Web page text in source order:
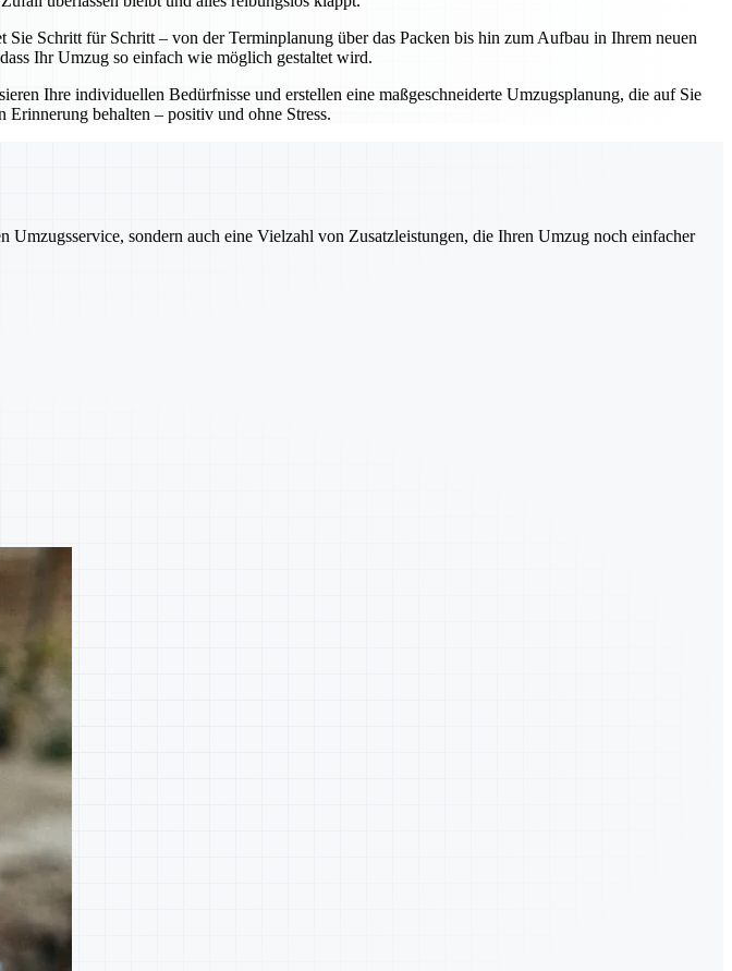
Schritt für Schritt – von der Terminplanung über das Packen bis hin zum Aufbau in Ihrem neuen
Ihr Umzug so einfach wie möglich gestaltet wird.
Ihre individuellen Bedürfnisse und erstellen eine maßgeschneiderte Umzugsplanung, die auf Sie
behalten – positiv und ohne Stress.
sondern auch eine Vielzahl von Zusatzleistungen, die Ihren Umzug noch einfacher